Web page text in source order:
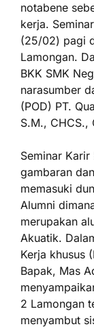
notabene
kerja.
(25/02) pagi
Lamongan.
BKK SMK
narasumber
(POD) PT.
S.M., CHCS.,
Seminar
gambaran
memasuki
Alumni
merupakan
Akuatik.
Kerja khusus
Bapak, Mas
2 Lamongan
menyambut